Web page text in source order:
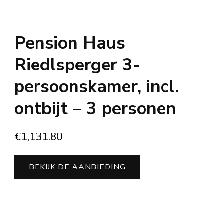
Pension Haus
Riedlsperger 3-
persoonskamer, incl.
ontbijt – 3 personen
€1,131.80
BEKIJK DE AANBIEDING